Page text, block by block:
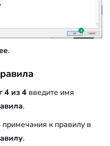
.
4 из 4 введите имя
.
к правилу в
.